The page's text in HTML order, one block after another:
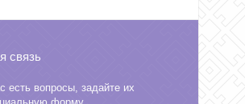
связь
есть вопросы, задайте их